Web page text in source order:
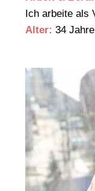
Ich arbeite als
Alter: 34 Jahre